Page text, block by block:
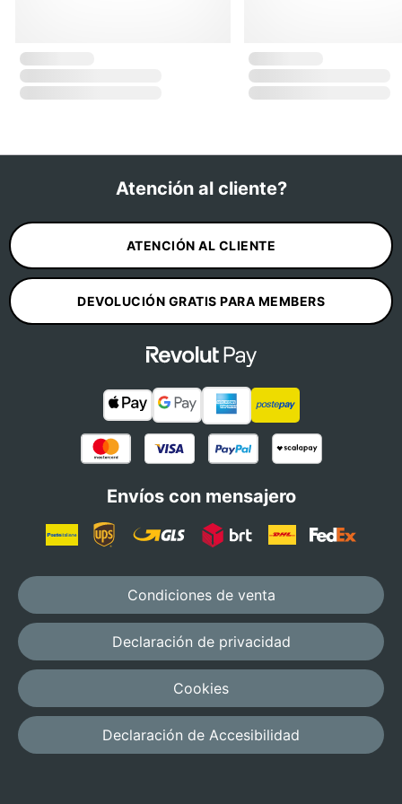
Atención al cliente?
ATENCIÓN AL CLIENTE
DEVOLUCIÓN GRATIS PARA MEMBERS
Envíos con mensajero
Condiciones de venta
Declaración de privacidad
Cookies
Declaración de Accesibilidad